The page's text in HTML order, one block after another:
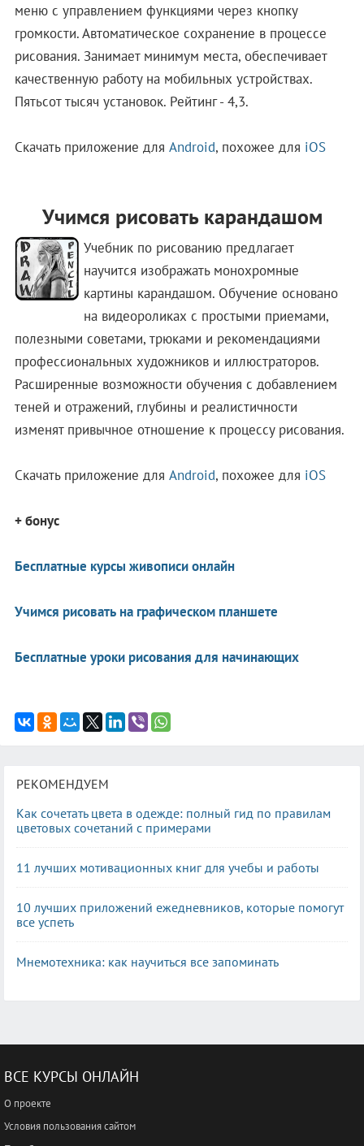
меню с управлением функциями через кнопку
громкости. Автоматическое сохранение в процессе
рисования. Занимает минимум места, обеспечивает
качественную работу на мобильных устройствах.
Пятьсот тысяч установок. Рейтинг - 4,3.
Скачать приложение для Android, похожее для iOS
Учимся рисовать карандашом
Учебник по рисованию предлагает
научится изображать монохромные
картины карандашом. Обучение основано
на видеороликах с простыми приемами,
полезными советами, трюками и рекомендациями
профессиональных художников и иллюстраторов.
Расширенные возможности обучения с добавлением
теней и отражений, глубины и реалистичности
изменят привычное отношение к процессу рисования.
Скачать приложение для Android, похожее для iOS
+ бонус
Бесплатные курсы живописи онлайн
Учимся рисовать на графическом планшете
Бесплатные уроки рисования для начинающих
РЕКОМЕНДУЕМ
Как сочетать цвета в одежде: полный гид по правилам
цветовых сочетаний с примерами
11 лучших мотивационных книг для учебы и работы
10 лучших приложений ежедневников, которые помогут
все успеть
Мнемотехника: как научиться все запоминать
ВСЕ КУРСЫ ОНЛАЙН
О проекте
Условия пользования сайтом